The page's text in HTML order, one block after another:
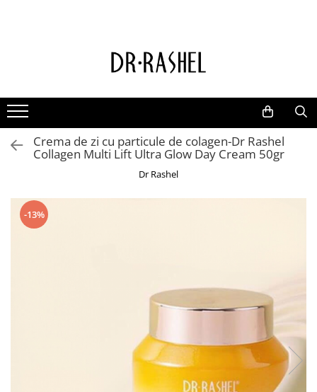
Lotiuni tonice
Creme de zi
Creme de noapte
Colagen
Vitamina c
Retinol
Acid Hialuronic
Aloe Vera
Crema de zi cu particule de colagen-Dr Rashel
Collagen Multi Lift Ultra Glow Day Cream 50gr
Dr Rashel
-13%